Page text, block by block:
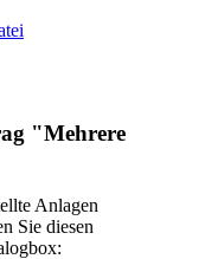
"Mehrere
Anlagen
Sie diesen